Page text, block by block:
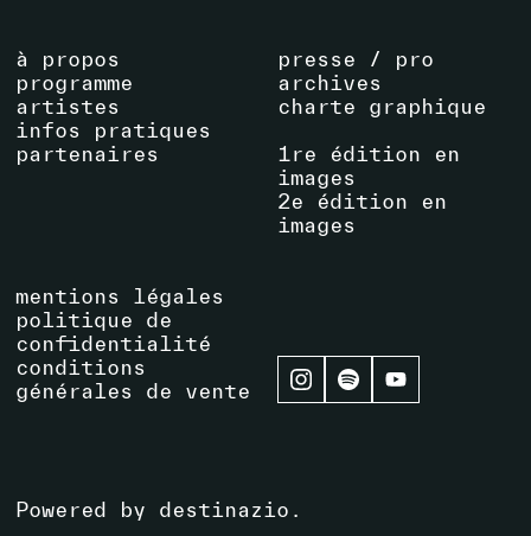
à propos
programme
artistes
infos pratiques
partenaires
presse / pro
archives
charte graphique
1re édition en
images
2e édition en
images
mentions légales
politique de
confidentialité
conditions
générales de vente
Powered by destinazio .